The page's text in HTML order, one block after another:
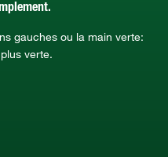
gauches ou la main verte:
verte.